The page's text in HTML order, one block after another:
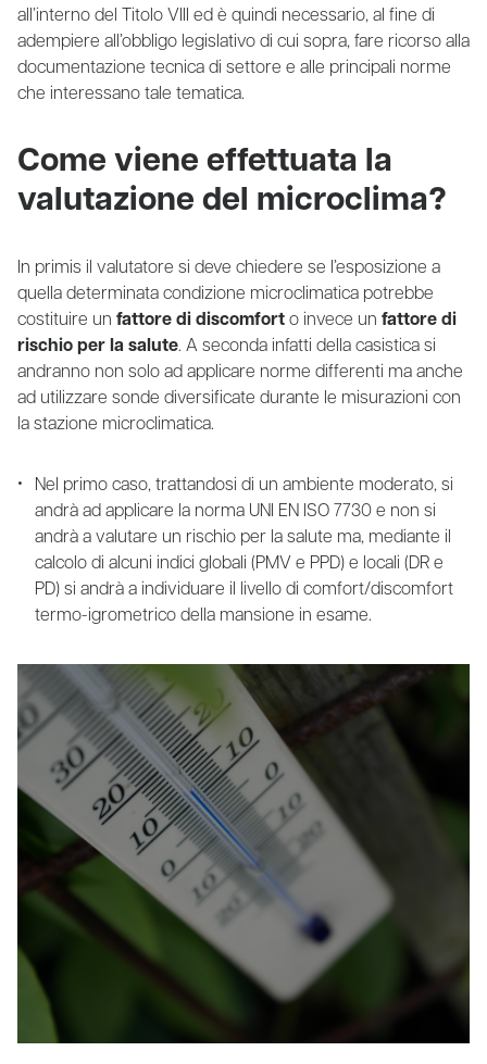
all’interno del Titolo VIII ed è quindi necessario, al fine di
adempiere all’obbligo legislativo di cui sopra, fare ricorso alla
documentazione tecnica di settore e alle principali norme
che interessano tale tematica.
Come viene effettuata la
valutazione del microclima?
In primis il valutatore si deve chiedere se l’esposizione a
quella determinata condizione microclimatica potrebbe
costituire un fattore di discomfort o invece un fattore di
rischio per la salute. A seconda infatti della casistica si
andranno non solo ad applicare norme differenti ma anche
ad utilizzare sonde diversificate durante le misurazioni con
la stazione microclimatica.
Nel primo caso, trattandosi di un ambiente moderato, si
andrà ad applicare la norma UNI EN ISO 7730 e non si
andrà a valutare un rischio per la salute ma, mediante il
calcolo di alcuni indici globali (PMV e PPD) e locali (DR e
PD) si andrà a individuare il livello di comfort/discomfort
termo-igrometrico della mansione in esame.